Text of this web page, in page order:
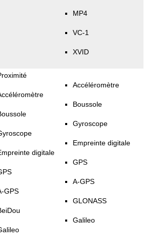
MP4
VC-1
XVID
digitale
GPS
Accéléromètre
Boussole
Gyroscope
Empreinte digitale
GPS
A-GPS
GLONASS
Galileo